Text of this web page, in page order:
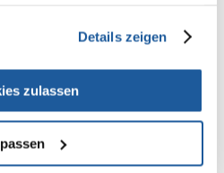
Details zeigen
zulassen
(Ca) min. 36,3%, Calcium (Ca) max.